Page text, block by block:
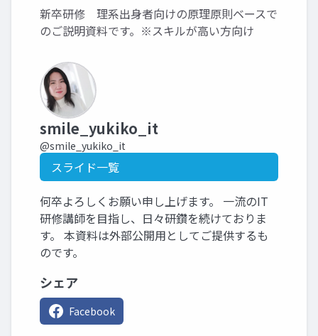
新卒研修 理系出身者向けの原理原則ベースで
のご説明資料です。※スキルが高い方向け
smile_yukiko_it
@smile_yukiko_it
スライド一覧
何卒よろしくお願い申し上げます。 一流のIT
研修講師を目指し、日々研鑽を続けておりま
す。 本資料は外部公開用としてご提供するも
のです。
シェア
Facebook